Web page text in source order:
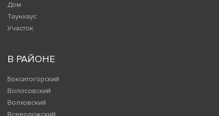
Дом
Таунхаус
Участок
В РАЙОНЕ
Бокситогорский
Волосовский
Волховский